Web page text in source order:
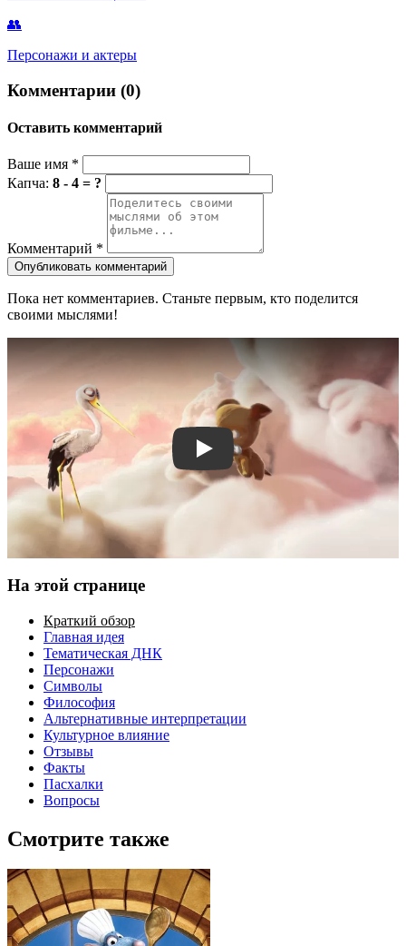
👥
Персонажи и актеры
Комментарии (0)
Оставить комментарий
Ваше имя *
Капча: 8 - 4 = ?
Комментарий *
Опубликовать комментарий
Пока нет комментариев. Станьте первым, кто поделится
своими мыслями!
Смотреть трейлер
На этой странице
Краткий обзор
Главная идея
Тематическая ДНК
Персонажи
Символы
Философия
Альтернативные интерпретации
Культурное влияние
Отзывы
Факты
Пасхалки
Вопросы
Смотрите также